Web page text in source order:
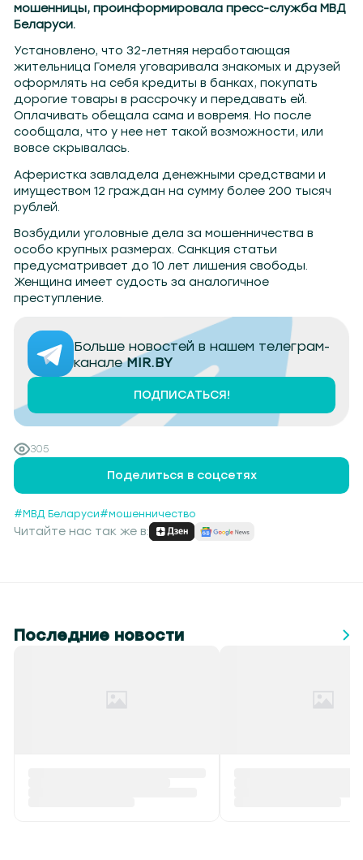
мошенницы, проинформировала пресс-служба МВД
Беларуси.
Установлено, что 32-летняя неработающая
жительница Гомеля уговаривала знакомых и друзей
оформлять на себя кредиты в банках, покупать
дорогие товары в рассрочку и передавать ей.
Оплачивать обещала сама и вовремя. Но после
сообщала, что у нее нет такой возможности, или
вовсе скрывалась.
Аферистка завладела денежными средствами и
имуществом 12 граждан на сумму более 200 тысяч
рублей.
Возбудили уголовные дела за мошенничества в
особо крупных размерах. Санкция статьи
предусматривает до 10 лет лишения свободы.
Женщина имеет судость за аналогичное
преступление.
Больше новостей в нашем телеграм-
каналеMIR.BY
ПОДПИСАТЬСЯ!
305
Поделиться в соцсетях
#МВД Беларуси#мошенничество
Читайте нас так же в:
Последние новости